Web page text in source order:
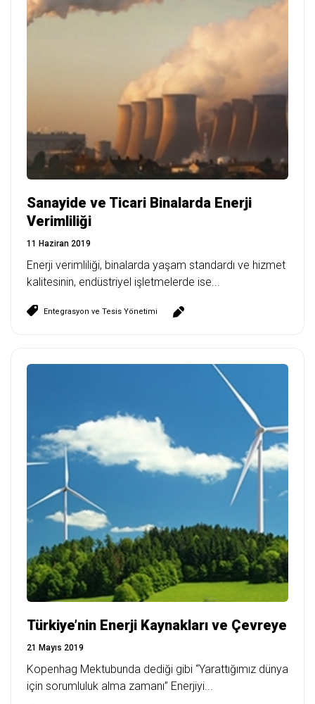
Sanayide ve Ticari Binalarda Enerji
Verimliliği
11 Haziran 2019
Enerji verimliliği, binalarda yaşam standardı ve hizmet
kalitesinin, endüstriyel işletmelerde ise...
Entegrasyon ve Tesis Yönetimi
Türkiye’nin Enerji Kaynakları ve Çevreye
21 Mayıs 2019
Kopenhag Mektubunda dediği gibi “Yarattığımız dünya
için sorumluluk alma zamanı” Enerjiyi...